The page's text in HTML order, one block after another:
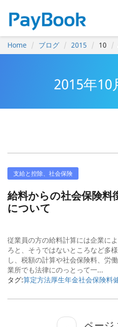
Home ブログ 2015 10
2015年10
支給と控除、社会保険
給料からの社会保険料
について
従業員の方の給料計算には企業に
ろと、そうではないところなど多
し、税額の計算や社会保険料、労
業所でも法律にのっとって一...
タグ:算定方法厚生年金社会保険料